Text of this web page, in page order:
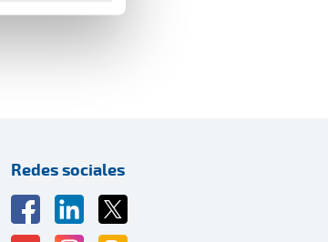
Redes sociales